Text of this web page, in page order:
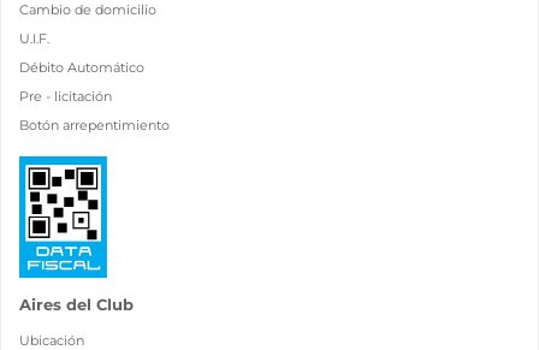
Cambio de domicilio
U.I.F.
Débito Automático
Pre - licitación
Botón arrepentimiento
Aires del Club
Ubicación